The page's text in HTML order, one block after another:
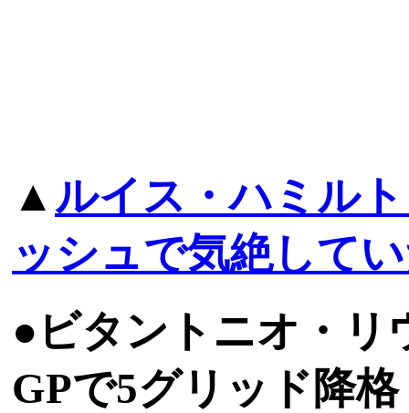
▲ ルイス・ハミル
ッシュで気絶して
●ビタントニオ・リ
GPで5グリッド降格